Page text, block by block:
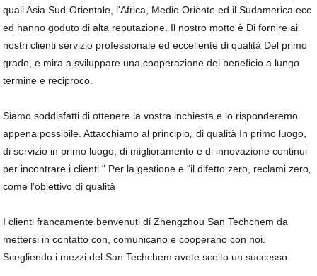
quali Asia Sud-Orientale, l'Africa, Medio Oriente ed il Sudamerica ecc
ed hanno goduto di alta reputazione. Il nostro motto è Di fornire ai
nostri clienti servizio professionale ed eccellente di qualità Del primo
grado, e mira a sviluppare una cooperazione del beneficio a lungo
termine e reciproco.
Siamo soddisfatti di ottenere la vostra inchiesta e lo risponderemo
appena possibile. Attacchiamo al principio„ di qualità In primo luogo,
di servizio in primo luogo, di miglioramento e di innovazione continui
per incontrare i clienti " Per la gestione e “il difetto zero, reclami zero„
come l'obiettivo di qualità
I clienti francamente benvenuti di Zhengzhou San Techchem da
mettersi in contatto con, comunicano e cooperano con noi.
Scegliendo i mezzi del San Techchem avete scelto un successo.